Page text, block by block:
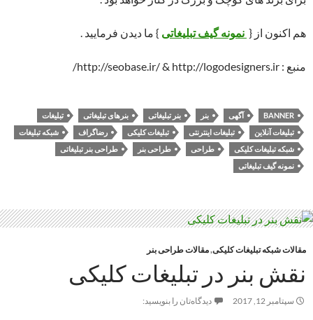
هم اکنون از { نمونه گیف تبلیغاتی } ما دیدن فرمایید .
منبع : http://seobase.ir/ & http://logodesigners.ir/
BANNER آگهی بنر بنر تبلیغاتی بنرهای تبلیغاتی
تبلیغات
تبلیغات آنلاین
تبلیغات اینترنتی تبلیغات کلیکی رضاگراف
شبکه تبلیغات
شبکه تبلیغات کلیکی
طراحی طراحی بنر
طراحی بنر تبلیغاتی
نمونه گیف تبلیغاتی
مقالات شبکه تبلیغات کلیکی,مقالات طراحی بنر
نقش بنر در تبلیغات کلیکی
سپتامبر 12, 2017 دیدگاه‌تان را بنویسید: